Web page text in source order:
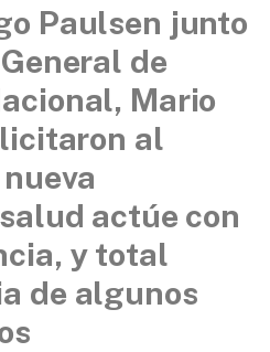
Paulsen junto
de
Mario
al
actúe con
y total
de algunos